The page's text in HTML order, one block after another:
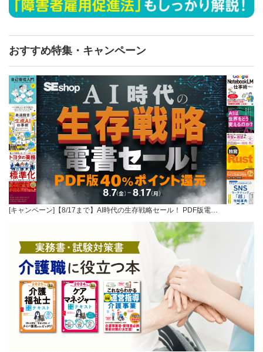
おすすめ特集・キャンペーン
[キャンペーン]【8/17まで】AI時代の生存戦略セール！ PDF版電…